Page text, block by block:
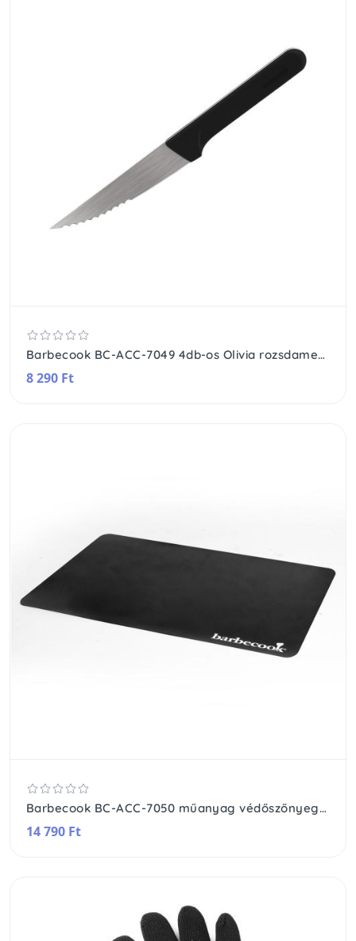
Barbecook BC-ACC-7049 4db-os Olivia rozsdamentes acél steak kés, ergonómikus nyél, 25cm
8 290 Ft
Barbecook BC-ACC-7050 műanyag védőszőnyeg, 120x80cm, fekete
14 790 Ft